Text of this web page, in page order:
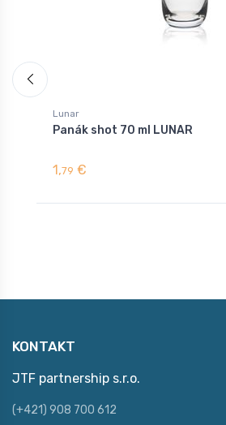
Lunar
Panák shot 70 ml LUNAR
1,79 €
KONTAKT
JTF partnership s.r.o.
(+421) 908 700 612